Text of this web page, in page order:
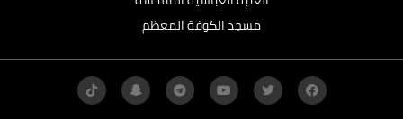
مسجد الكوفة المعظم